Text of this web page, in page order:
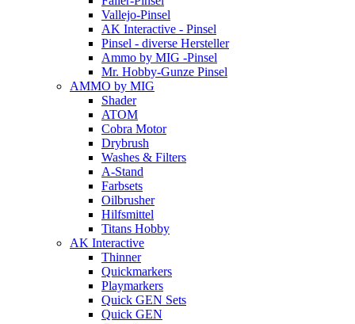
Vallejo-Pinsel
AK Interactive - Pinsel
Pinsel - diverse Hersteller
Ammo by MIG -Pinsel
Mr. Hobby-Gunze Pinsel
AMMO by MIG
Shader
ATOM
Cobra Motor
Drybrush
Washes & Filters
A-Stand
Farbsets
Oilbrusher
Hilfsmittel
Titans Hobby
AK Interactive
Thinner
Quickmarkers
Playmarkers
Quick GEN Sets
Quick GEN